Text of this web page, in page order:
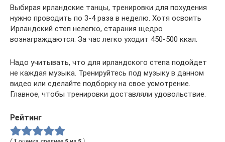
Выбирая ирландские танцы, тренировки для похудения
нужно проводить по 3-4 раза в неделю. Хотя освоить
Ирландский степ нелегко, старания щедро
вознаграждаются. За час легко уходит 450-500 ккал.
Надо учитывать, что для ирландского степа подойдет
не каждая музыка. Тренируйтесь под музыку в данном
видео или сделайте подборку на свое усмотрение.
Главное, чтобы тренировки доставляли удовольствие.
Рейтинг